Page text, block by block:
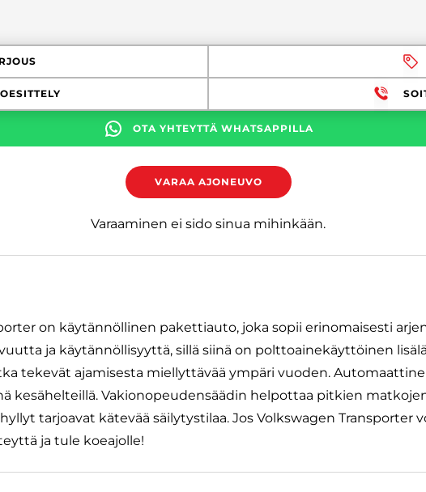
OTA YHTEYTTÄ WHATSAPPILLA
VARAA AJONEUVO
Varaaminen ei sido sinua mihinkään.
on käytännöllinen pakettiauto, joka sopii erinomaisesti
ja käytännöllisyyttä, sillä siinä on polttoainekäyttöinen
tekevät ajamisesta miellyttävää ympäri vuoden.
kesähelteillä. Vakionopeudensäädin helpottaa pitkien
tarjoavat kätevää säilytystilaa. Jos Volkswagen Transporter
ja tule koeajolle!